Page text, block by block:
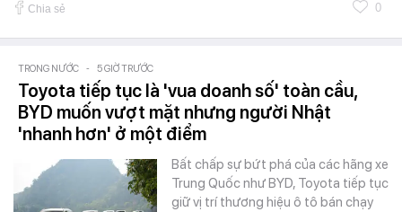
Chia sẻ 0
TRONG NƯỚC - 5 GIỜ TRƯỚC
Toyota tiếp tục là 'vua doanh số' toàn cầu,
BYD muốn vượt mặt nhưng người Nhật
'nhanh hơn' ở một điểm
Bất chấp sự bứt phá của các hãng xe
Trung Quốc như BYD, Toyota tiếp tục
giữ vị trí thương hiệu ô tô bán chạy